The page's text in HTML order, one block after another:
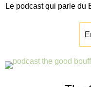
Le podcast qui parle du